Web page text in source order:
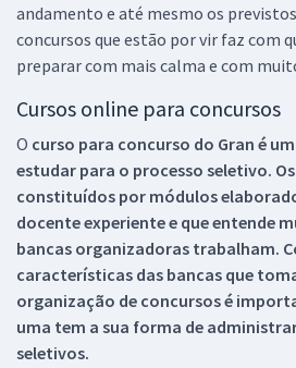
andamento e até mesmo os
concursos que estão por vir faz com
preparar com mais calma e com
Cursos online para concursos
O curso para concurso do Gran é
estudar para o processo seletivo.
constituídos por módulos
docente experiente e que entende
bancas organizadoras trabalham.
características das bancas que
organização de concursos é
uma tem a sua forma de
seletivos.